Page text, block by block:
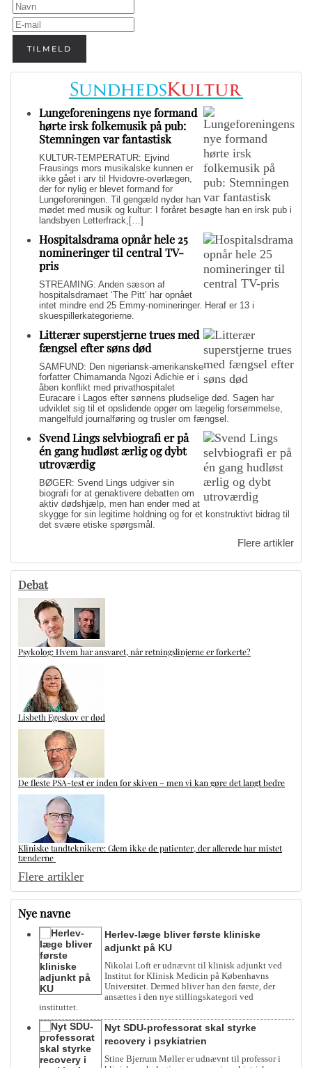
TILMELD
Lungeforeningens nye formand
hørte irsk folkemusik på pub:
Stemningen var fantastisk
KULTUR-TEMPERATUR: Ejvind
Frausings mors musikalske kunnen er
ikke gået i arv til Hvidovre-overlægen,
der for nylig er blevet formand for
Lungeforeningen. Til gengæld nyder han
mødet med musik og kultur: I foråret besøgte han en irsk pub i
landsbyen Letterfrack,[…]
Hospitalsdrama opnår hele 25
nomineringer til central TV-
pris
STREAMING: Anden sæson af
hospitalsdramaet ‘The Pitt’ har opnået
intet mindre end 25 Emmy-nomineringer. Heraf er 13 i
skuespillerkategorierne.
Litterær superstjerne trues med
fængsel efter søns død
SAMFUND: Den nigeriansk-amerikanske
forfatter Chimamanda Ngozi Adichie er i
åben konflikt med privathospitalet
Euracare i Lagos efter sønnens pludselige død. Sagen har
udviklet sig til et opslidende opgør om lægelig forsømmelse,
mangelfuld journalføring og trusler om fængsel.
Svend Lings selvbiografi er på
én gang hudløst ærlig og dybt
utroværdig
BØGER: Svend Lings udgiver sin
biografi for at genaktivere debatten om
aktiv dødshjælp, men han ender med at
skygge for sin legitime holdning og for et konstruktivt bidrag til
det svære etiske spørgsmål.
Flere artikler
Debat
Psykolog: Hvem har ansvaret, når retningslinjerne er forkerte?
Lisbeth Egeskov er død
De fleste PSA-test er inden for skiven – men vi kan gøre det langt bedre
Kliniske tandteknikere: Glem ikke de patienter, der allerede har mistet
tænderne
Flere artikler
Nye navne
Herlev-læge bliver første kliniske
adjunkt på KU
Nikolai Loft er udnævnt til klinisk adjunkt ved
Institut for Klinisk Medicin på Københavns
Universitet. Dermed bliver han den første, der
ansættes i den nye stillingskategori ved
instituttet.
Nyt SDU-professorat skal styrke
recovery i psykiatrien
Stine Bjerrum Møller er udnævnt til professor i